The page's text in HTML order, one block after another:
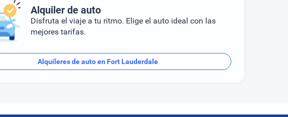
Alquiler de auto
Disfruta el viaje a tu ritmo. Elige el auto ideal con las
mejores tarifas.
Alquileres de auto en Fort Lauderdale